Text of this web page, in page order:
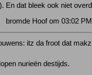
En dat bleek ook niet
bromde Hoof om 03:02
itz da froot dat
nurieën destijds.